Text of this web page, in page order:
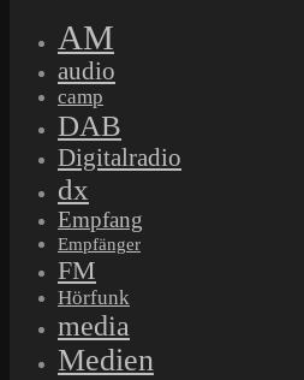
AM
audio
camp
DAB
Digitalradio
dx
Empfang
Empfänger
FM
Hörfunk
media
Medien